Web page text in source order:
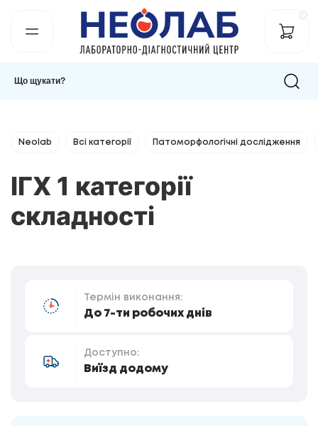
Neolab Всі категорії Патоморфологічні дослідження
ІГХ 1 категорії
складності
Термін виконання:
До 7-ти робочих днів
Доступно:
Виїзд додому